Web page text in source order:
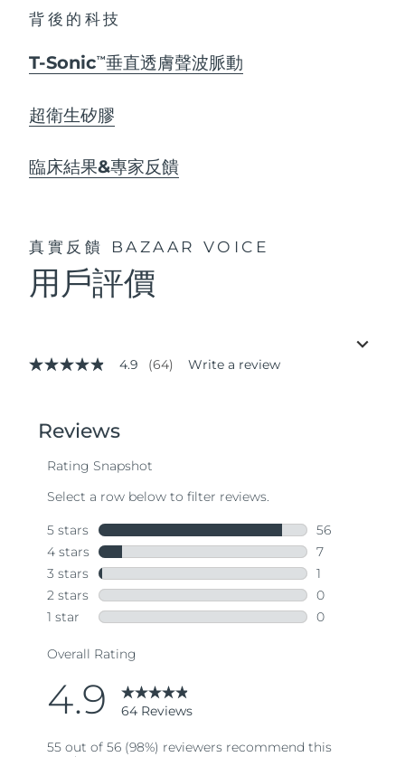
背後的科技
T-SonicTM 垂直透膚聲波脈動
超衛生矽膠
臨床結果&專家反饋
真實反饋 BAZAAR VOICE
用戶評價
4.9
stars,
average
value.
Same
page
link.
4.9 (64) Write a review